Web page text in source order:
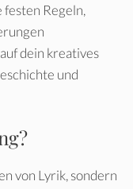
festen Regeln,
dein kreatives
und
von Lyrik, sondern